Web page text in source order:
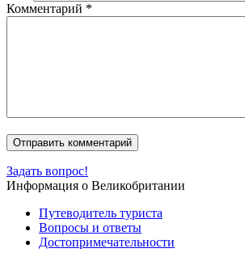
Комментарий *
Задать вопрос!
Информация о Великобритании
Путеводитель туриста
Вопросы и ответы
Достопримечательности